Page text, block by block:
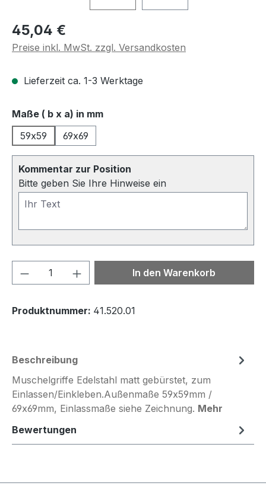
Regulärer Preis:
45,04 €
Preise inkl. MwSt. zzgl. Versandkosten
Lieferzeit ca. 1-3 Werktage
Maße ( b x a) in mmauswählen
59x59
69x69
Kommentar zur Position
Bitte geben Sie Ihre Hinweise ein
Produkt Anzahl: Gib denIn den Warenkorb
Produktnummer: 41.520.01
Beschreibung
Muschelgriffe Edelstahl matt gebürstet, zum
Einlassen/Einkleben.Außenmaße 59x59mm /
69x69mm, Einlassmaße siehe Zeichnung. Mehr
Bewertungen